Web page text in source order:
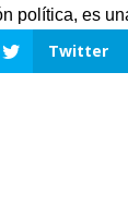
política, es
Twitter